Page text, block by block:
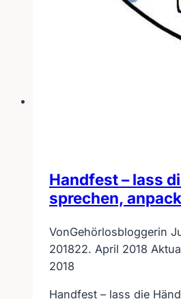
Handfest – lass
sprechen,
VonGehörlosbloggerin
201822. April 2018
2018
Handfest – lass die